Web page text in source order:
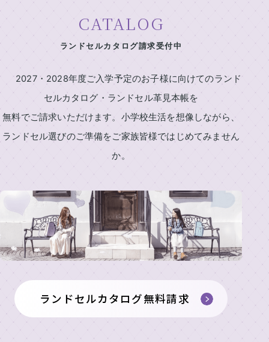
CATALOG
ランドセルカタログ請求受付中
2027・2028年度ご入学予定のお子様に向けてのランド
セルカタログ・ランドセル革見本帳を
無料でご請求いただけます。小学校生活を想像しながら、
ランドセル選びのご準備をご家族皆様ではじめてみません
か。
ランドセルカタログ無料請求